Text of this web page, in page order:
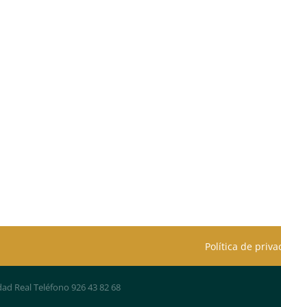
Política de
Real Teléfono 926 43 82 68